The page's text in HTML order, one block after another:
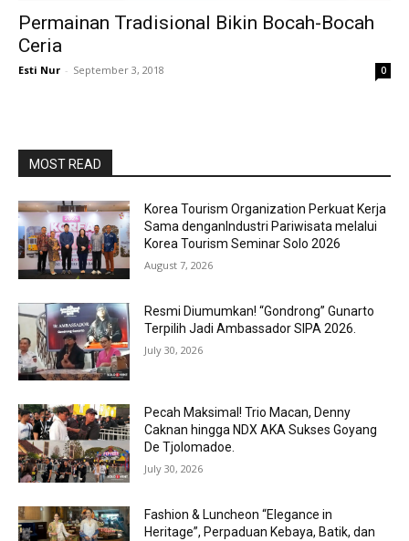
Permainan Tradisional Bikin Bocah-Bocah
Ceria
Esti Nur - September 3, 2018 0
MOST READ
Korea Tourism Organization Perkuat Kerja
Sama denganIndustri Pariwisata melalui
Korea Tourism Seminar Solo 2026
August 7, 2026
Resmi Diumumkan! “Gondrong” Gunarto
Terpilih Jadi Ambassador SIPA 2026.
July 30, 2026
Pecah Maksimal! Trio Macan, Denny
Caknan hingga NDX AKA Sukses Goyang
De Tjolomadoe.
July 30, 2026
Fashion & Luncheon “Elegance in
Heritage”, Perpaduan Kebaya, Batik, dan